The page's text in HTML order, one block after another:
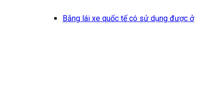
Bằng lái xe quốc tế có sử dụng được ở